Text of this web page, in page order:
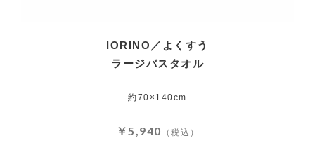
IORINO／よくすう
ラージバスタオル
約70×140cm
￥5,940 （税込）